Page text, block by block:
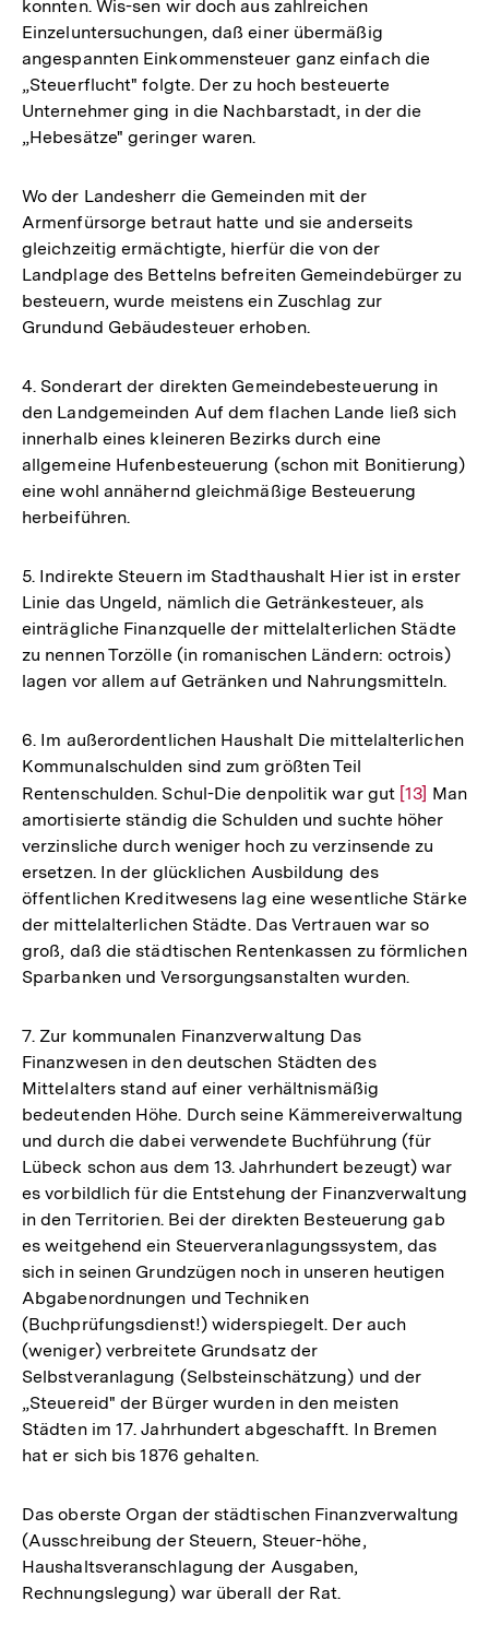
der
Fußnote
konnten. Wis-sen wir doch aus zahlreichen
Einzeluntersuchungen, daß einer übermäßig
angespannten Einkommensteuer ganz einfach die
„Steuerflucht" folgte. Der zu hoch besteuerte
Unternehmer ging in die Nachbarstadt, in der die
„Hebesätze" geringer waren.
Wo der Landesherr die Gemeinden mit der
Armenfürsorge betraut hatte und sie anderseits
gleichzeitig ermächtigte, hierfür die von der
Landplage des Bettelns befreiten Gemeindebürger zu
besteuern, wurde meistens ein Zuschlag zur
Grundund Gebäudesteuer erhoben.
4. Sonderart der direkten Gemeindebesteuerung in
den Landgemeinden Auf dem flachen Lande ließ sich
innerhalb eines kleineren Bezirks durch eine
allgemeine Hufenbesteuerung (schon mit Bonitierung)
eine wohl annähernd gleichmäßige Besteuerung
herbeiführen.
5. Indirekte Steuern im Stadthaushalt Hier ist in erster
Linie das Ungeld, nämlich die Getränkesteuer, als
einträgliche Finanzquelle der mittelalterlichen Städte
zu nennen Torzölle (in romanischen Ländern: octrois)
lagen vor allem auf Getränken und Nahrungsmitteln.
6. Im außerordentlichen Haushalt Die mittelalterlichen
Kommunalschulden sind zum größten Teil
Rentenschulden. Schul-Die denpolitik war gut Zur
Auflösung
der
[13] Man
amortisierte ständig die Schulden und suchte höher
verzinsliche durch weniger hoch zu verzinsende zu
ersetzen. In der glücklichen Ausbildung des
öffentlichen Kreditwesens lag eine wesentliche Stärke
der mittelalterlichen Städte. Das Vertrauen war so
groß, daß die städtischen Rentenkassen zu förmlichen
Sparbanken und Versorgungsanstalten wurden.
7. Zur kommunalen Finanzverwaltung Das
Finanzwesen in den deutschen Städten des
Mittelalters stand auf einer verhältnismäßig
bedeutenden Höhe. Durch seine Kämmereiverwaltung
und durch die dabei verwendete Buchführung (für
Lübeck schon aus dem 13. Jahrhundert bezeugt) war
es vorbildlich für die Entstehung der Finanzverwaltung
in den Territorien. Bei der direkten Besteuerung gab
es weitgehend ein Steuerveranlagungssystem, das
sich in seinen Grundzügen noch in unseren heutigen
Abgabenordnungen und Techniken
(Buchprüfungsdienst!) widerspiegelt. Der auch
(weniger) verbreitete Grundsatz der
Selbstveranlagung (Selbsteinschätzung) und der
„Steuereid" der Bürger wurden in den meisten
Städten im 17. Jahrhundert abgeschafft. In Bremen
hat er sich bis 1876 gehalten.
Das oberste Organ der städtischen Finanzverwaltung
(Ausschreibung der Steuern, Steuer-höhe,
Haushaltsveranschlagung der Ausgaben,
Rechnungslegung) war überall der Rat.